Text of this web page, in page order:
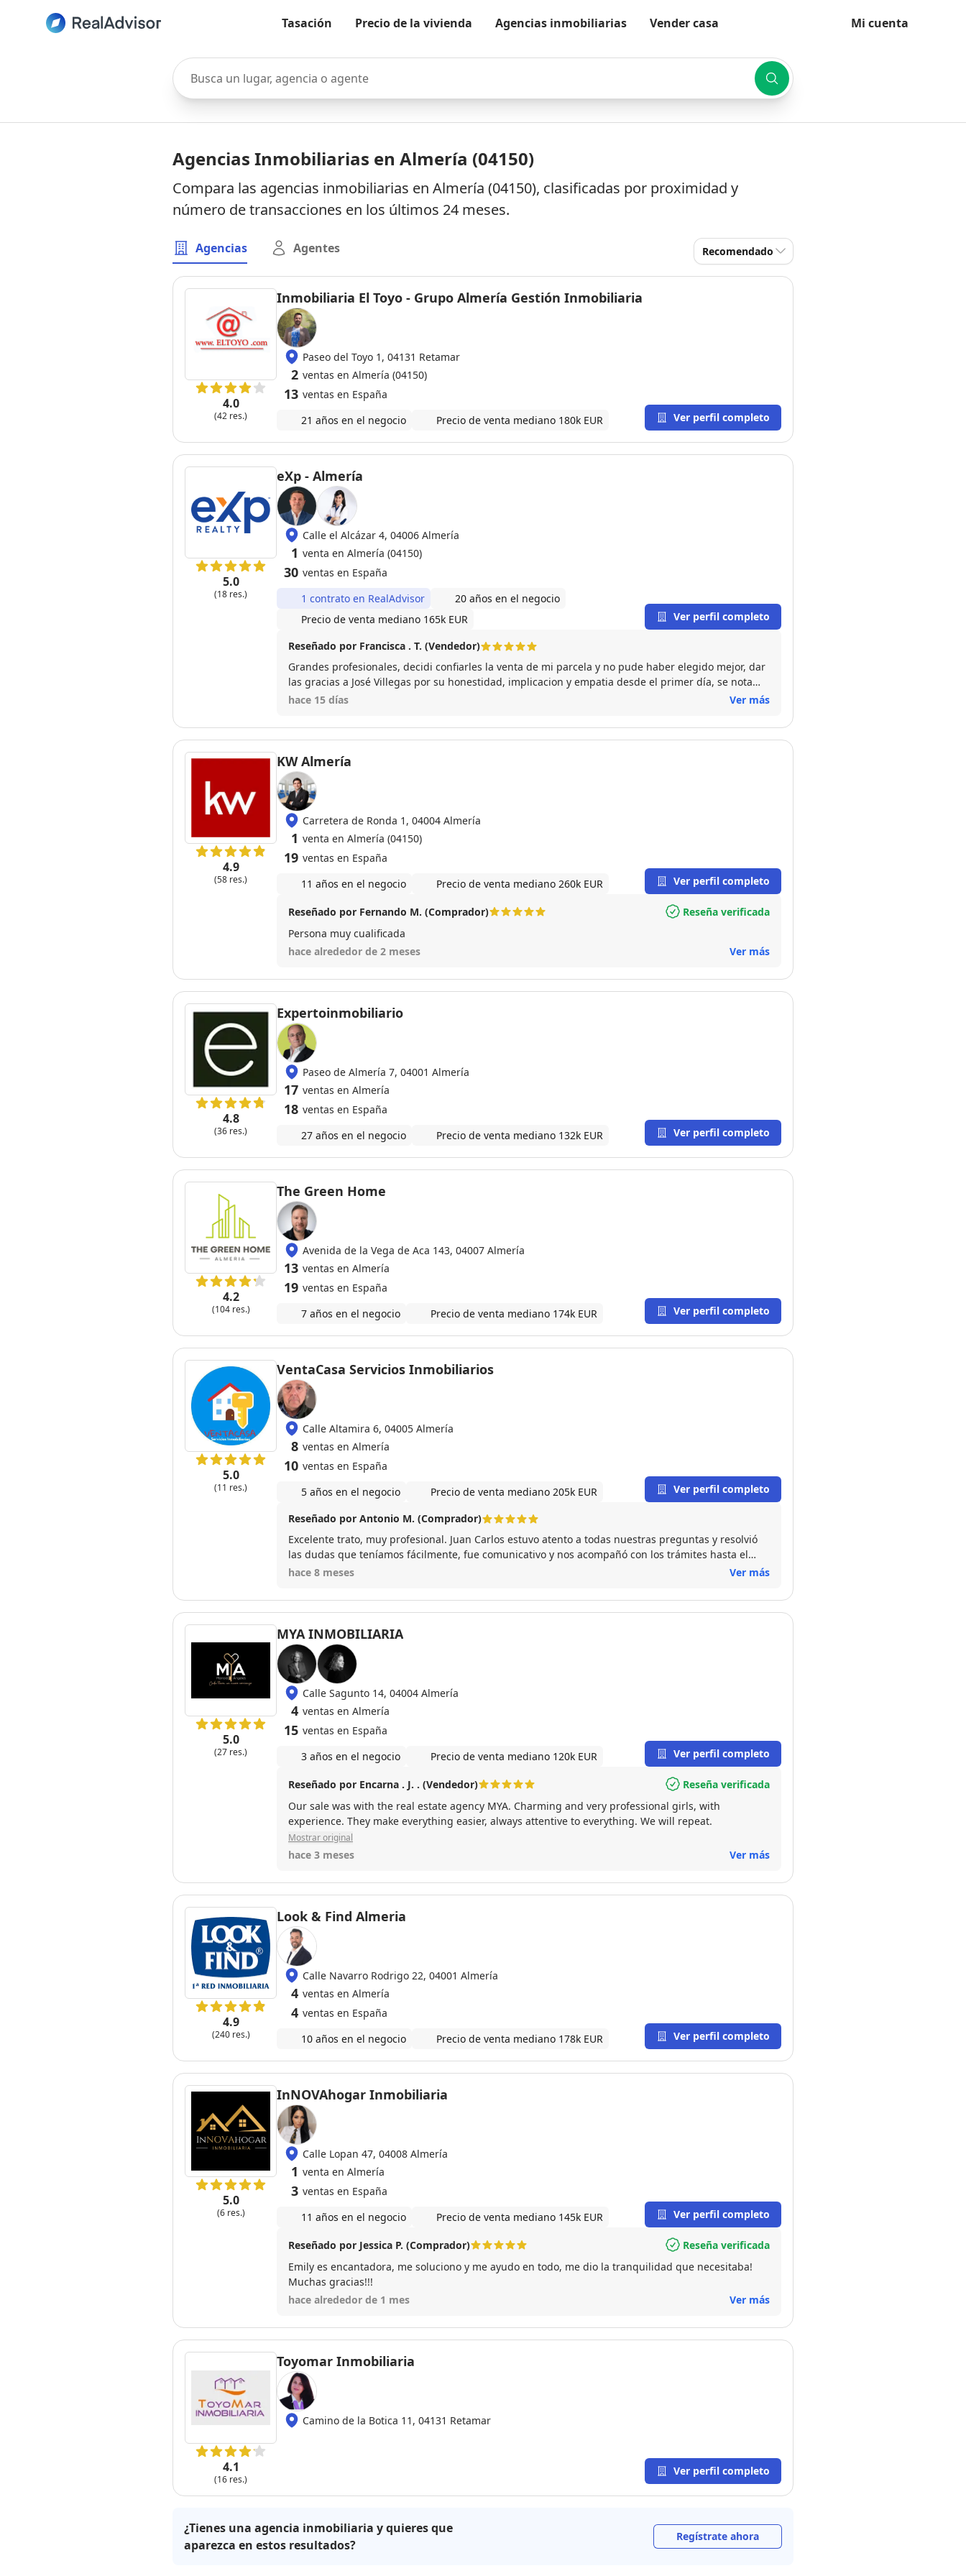
Tasación Precio de la vivienda Agencias inmobiliarias Vender casa Mi cuenta
Busca un lugar, agencia o agente
Agencias Inmobiliarias en Almería (04150)
Compara las agencias inmobiliarias en Almería (04150), clasificadas por proximidad y
número de transacciones en los últimos 24 meses.
Agencias Agentes Recomendado
4.0
(42 res.)
Inmobiliaria El Toyo - Grupo Almería Gestión Inmobiliaria
Paseo del Toyo 1, 04131 Retamar
2 ventas en Almería (04150)
13 ventas en España
21 años en el negocio
Precio de venta mediano 180k EUR Ver perfil completo
5.0
(18 res.)
eXp - Almería
Calle el Alcázar 4, 04006 Almería
1 venta en Almería (04150)
30 ventas en España
1 contrato en RealAdvisor
20 años en el negocio
Precio de venta mediano 165k EUR
Ver perfil completo
Reseñado por Francisca . T. (Vendedor)
Grandes profesionales, decidi confiarles la venta de mi parcela y no pude haber elegido mejor, dar
las gracias a José Villegas por su honestidad, implicacion y empatia desde el primer día, se nota
cuando a alguien le apasiona su trabajo, los tramites muy rapidos, todo de diez
hace 15 días Ver más
4.9
(58 res.)
KW Almería
Carretera de Ronda 1, 04004 Almería
1 venta en Almería (04150)
19 ventas en España
11 años en el negocio
Precio de venta mediano 260k EUR Ver perfil completo
Reseñado por Fernando M. (Comprador)
Reseña verificada
Persona muy cualificada
hace alrededor de 2 meses
Ver más
4.8
(36 res.)
Expertoinmobiliario
Paseo de Almería 7, 04001 Almería
17 ventas en Almería
18 ventas en España
27 años en el negocio
Precio de venta mediano 132k EUR Ver perfil completo
4.2
(104 res.)
The Green Home
Avenida de la Vega de Aca 143, 04007 Almería
13 ventas en Almería
19 ventas en España
7 años en el negocio
Precio de venta mediano 174k EUR Ver perfil completo
5.0
(11 res.)
VentaCasa Servicios Inmobiliarios
Calle Altamira 6, 04005 Almería
8 ventas en Almería
10 ventas en España
5 años en el negocio
Precio de venta mediano 205k EUR Ver perfil completo
Reseñado por Antonio M. (Comprador)
Excelente trato, muy profesional. Juan Carlos estuvo atento a todas nuestras preguntas y resolvió
las dudas que teníamos fácilmente, fue comunicativo y nos acompañó con los trámites hasta el
final del proceso. Sin duda lo recomiendo.
hace 8 meses Ver más
5.0
(27 res.)
MYA INMOBILIARIA
Calle Sagunto 14, 04004 Almería
4 ventas en Almería
15 ventas en España
3 años en el negocio
Precio de venta mediano 120k EUR Ver perfil completo
Reseñado por Encarna . J. . (Vendedor)
Reseña verificada
Our sale was with the real estate agency MYA. Charming and very professional girls, with
experience. They make everything easier, always attentive to everything. We will repeat.
Mostrar original
hace 3 meses Ver más
4.9
(240 res.)
Look & Find Almeria
Calle Navarro Rodrigo 22, 04001 Almería
4 ventas en Almería
4 ventas en España
10 años en el negocio
Precio de venta mediano 178k EUR Ver perfil completo
5.0
(6 res.)
InNOVAhogar Inmobiliaria
Calle Lopan 47, 04008 Almería
1 venta en Almería
3 ventas en España
11 años en el negocio
Precio de venta mediano 145k EUR Ver perfil completo
Reseñado por Jessica P. (Comprador)
Reseña verificada
Emily es encantadora, me soluciono y me ayudo en todo, me dio la tranquilidad que necesitaba!
Muchas gracias!!!
hace alrededor de 1 mes
Ver más
4.1
(16 res.)
Toyomar Inmobiliaria
Camino de la Botica 11, 04131 Retamar
Ver perfil completo
¿Tienes una agencia inmobiliaria y quieres que
aparezca en estos resultados?
Regístrate ahora